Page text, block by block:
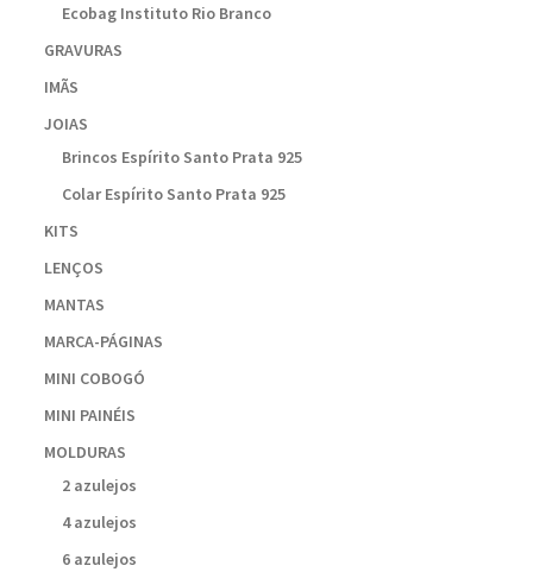
Ecobag Instituto Rio Branco
GRAVURAS
IMÃS
JOIAS
Brincos Espírito Santo Prata 925
Colar Espírito Santo Prata 925
KITS
LENÇOS
MANTAS
MARCA-PÁGINAS
MINI COBOGÓ
MINI PAINÉIS
MOLDURAS
2 azulejos
4 azulejos
6 azulejos